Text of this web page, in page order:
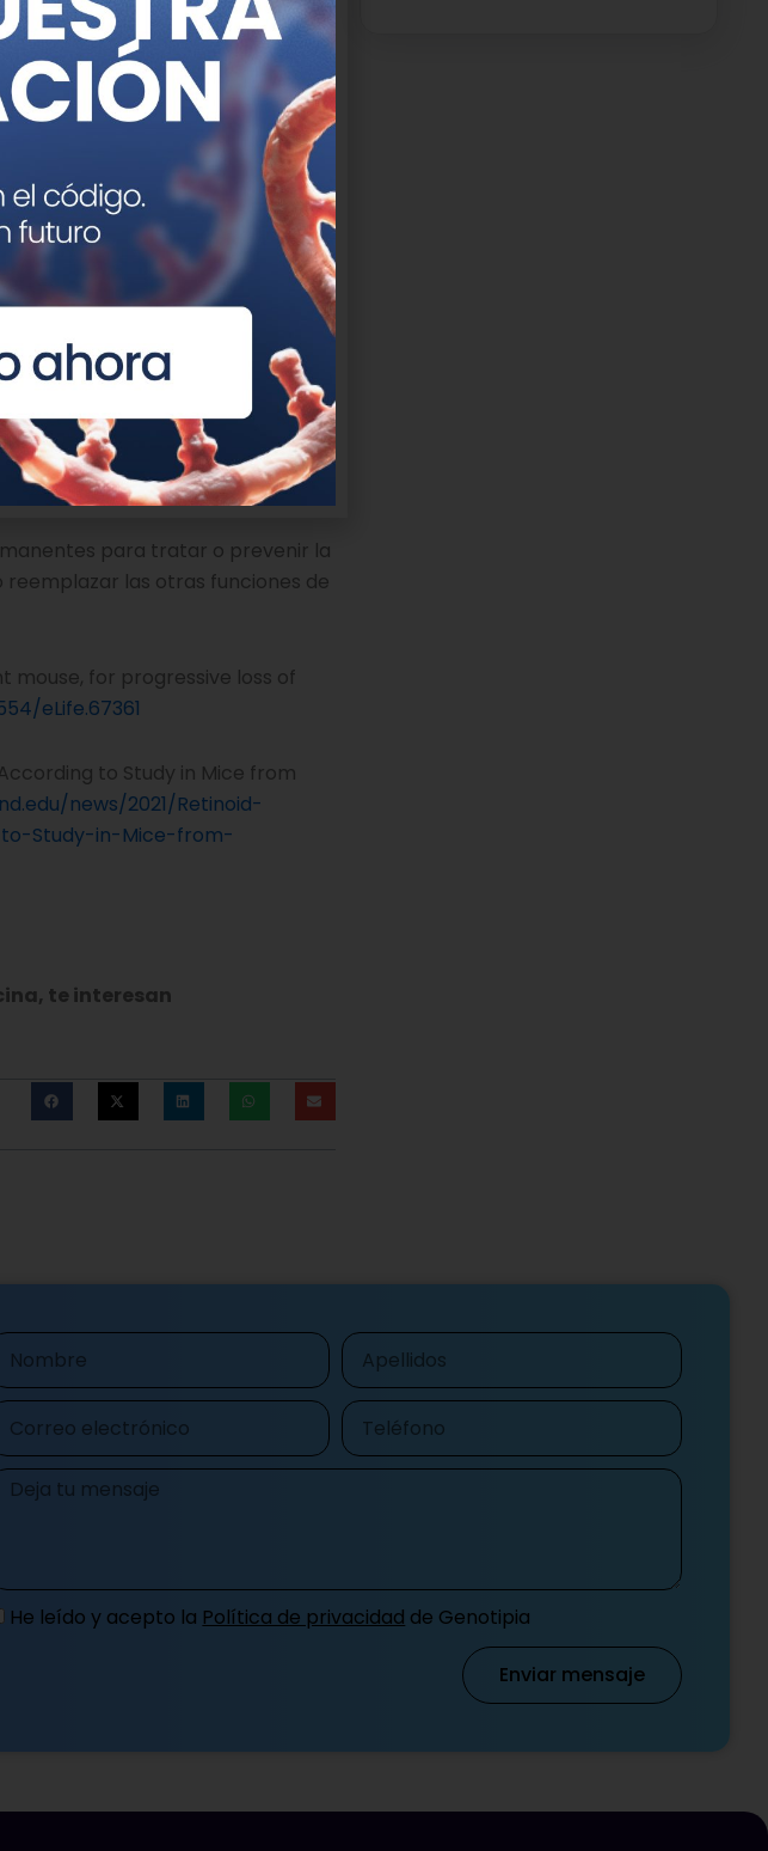
unas moléculas esenciales
que en los ratones normales. Los
tipo de compuestos en las
de Usher
autores desarrollaron un
intraperitoneal de
como en jóvenes. Tal y como
causan la pérdida de visión en
para la pérdida de visión
para tratar o prevenir la
las otras funciones de
mouse, for progressive loss of
eLife.67361
to Study in Mice from
news/2021/Retinoid-
Study-in-Mice-from-
te interesan
Apellidos
Teléfono
He leído y acepto la Política de privacidad de Genotipia
Enviar mensaje